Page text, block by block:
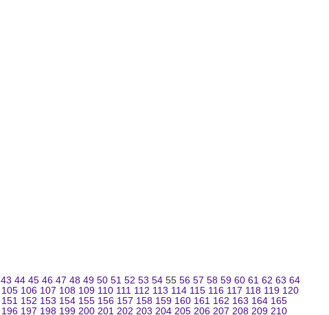
43 44 45 46 47 48 49 50 51 52 53 54 55 56 57 58 59 60 61 62 63 64
105 106 107 108 109 110 111 112 113 114 115 116 117 118 119 120
151 152 153 154 155 156 157 158 159 160 161 162 163 164 165
196 197 198 199 200 201 202 203 204 205 206 207 208 209 210